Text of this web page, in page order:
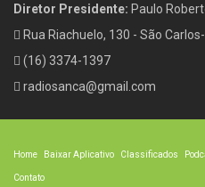
Diretor Presidente: Paulo
Rua Riachuelo, 130 - São
(16) 3374-1397
radiosanca@gmail.com
Home Baixar Aplicativo Classificados
Contato